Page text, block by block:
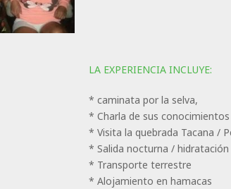
LA EXPERIENCIA INCLUYE:
* caminata por la selva,
* Charla de sus
* Visita la quebrada Tacana /
* Salida nocturna / hidratación
* Transporte terrestre
* Alojamiento en hamacas